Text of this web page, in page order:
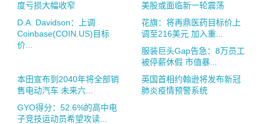
度亏损大幅收窄
美股或面临新一轮震荡
D.A. Davidson：上调
Coinbase(COIN.US)目标
价...
花旗：将再鼎医药目标价上
调至216美元 加入重...
服装巨头Gap告急：8万员工
被停薪休假 市值暴...
本田宣布到2040年将全部销
售电动汽车 未来六...
英国首相约翰逊将发布新冠
肺炎疫情预警系统
GYO得分：52.6%的高中电
子竞技运动员希望攻读...